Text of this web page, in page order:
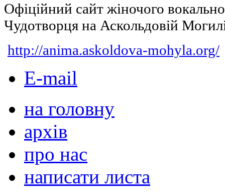
Офіційний сайт жіночого
Чудотворця на Аскольдовій
http://anima.askoldova-mohyla.org/
E-mail
на головну
архів
про нас
написати листа